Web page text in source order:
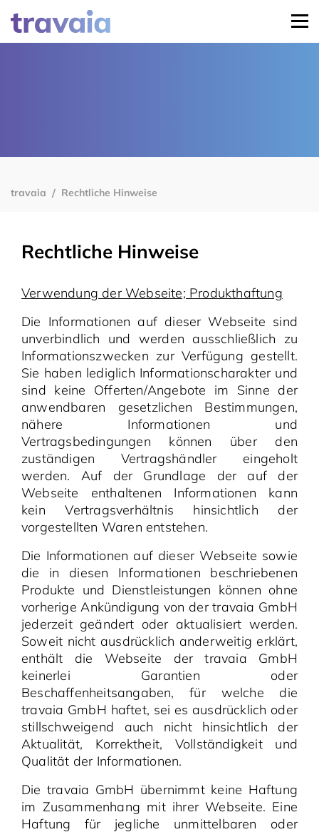
travaia Rechtliche Hinweise
Rechtliche Hinweise
Verwendung der Webseite; Produkthaftung
Die Informationen auf dieser Webseite sind
unverbindlich und werden ausschließlich zu
Informationszwecken zur Verfügung gestellt.
Sie haben lediglich Informationscharakter und
sind keine Offerten/Angebote im Sinne der
anwendbaren gesetzlichen Bestimmungen,
nähere Informationen und
Vertragsbedingungen können über den
zuständigen Vertragshändler eingeholt
werden. Auf der Grundlage der auf der
Webseite enthaltenen Informationen kann
kein Vertragsverhältnis hinsichtlich der
vorgestellten Waren entstehen.
Die Informationen auf dieser Webseite sowie
die in diesen Informationen beschriebenen
Produkte und Dienstleistungen können ohne
vorherige Ankündigung von der travaia GmbH
jederzeit geändert oder aktualisiert werden.
Soweit nicht ausdrücklich anderweitig erklärt,
enthält die Webseite der travaia GmbH
keinerlei Garantien oder
Beschaffenheitsangaben, für welche die
travaia GmbH haftet, sei es ausdrücklich oder
stillschweigend auch nicht hinsichtlich der
Aktualität, Korrektheit, Vollständigkeit und
Qualität der Informationen.
Die travaia GmbH übernimmt keine Haftung
im Zusammenhang mit ihrer Webseite. Eine
Haftung für jegliche unmittelbaren oder